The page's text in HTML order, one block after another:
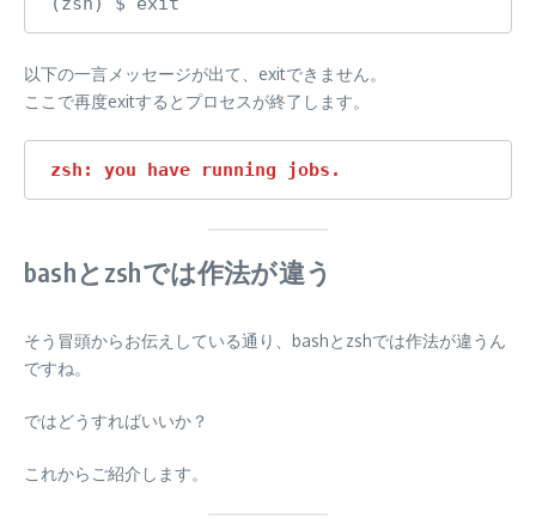
以下の一言メッセージが出て、exitできません。
ここで再度exitするとプロセスが終了します。
zsh: you have running jobs.
bashとzshでは作法が違う
そう冒頭からお伝えしている通り、bashとzshでは作法が違うん
ですね。
ではどうすればいいか？
これからご紹介します。